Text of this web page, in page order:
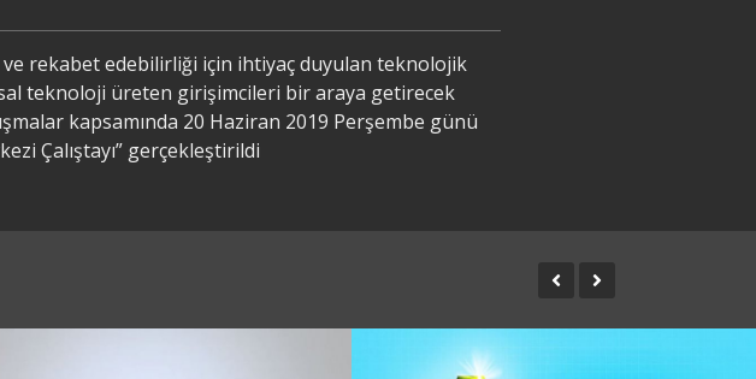
rekabet edebilirliği için ihtiyaç duyulan teknolojik
teknoloji üreten girişimcileri bir araya getirecek
kapsamında 20 Haziran 2019 Perşembe günü
Çalıştayı” gerçekleştirildi